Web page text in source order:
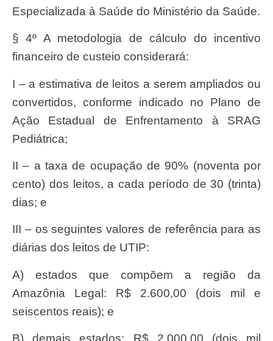
Especializada à Saúde do Ministério da Saúde.
§ 4º A metodologia de cálculo do incentivo
financeiro de custeio considerará:
I – a estimativa de leitos a serem ampliados ou
convertidos, conforme indicado no Plano de
Ação Estadual de Enfrentamento à SRAG
Pediátrica;
II – a taxa de ocupação de 90% (noventa por
cento) dos leitos, a cada período de 30 (trinta)
dias; e
III – os seguintes valores de referência para as
diárias dos leitos de UTIP:
a) estados que compõem a região da
Amazônia Legal: R$ 2.600,00 (dois mil e
seiscentos reais); e
b) demais estados: R$ 2.000,00 (dois mil